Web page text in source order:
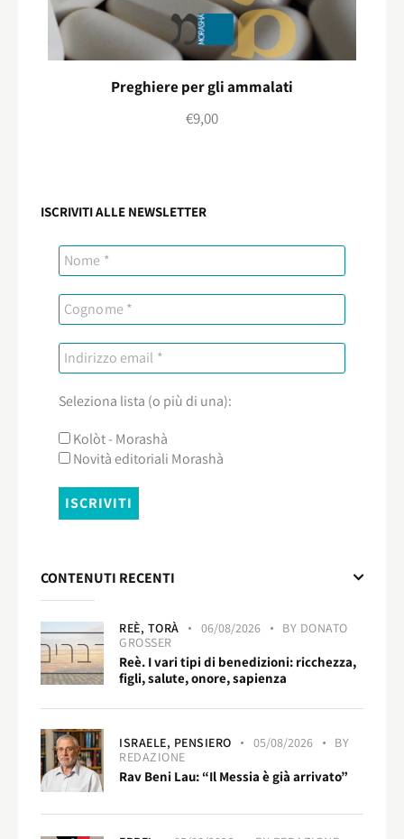
Preghiere per gli ammalati
€9,00
ISCRIVITI ALLE NEWSLETTER
Seleziona lista (o più di una):
Kolòt - Morashà
Novità editoriali Morashà
CONTENUTI RECENTI
REÈ, TORÀ 06/08/2026 BY DONATO
GROSSER
Reè. I vari tipi di benedizioni: ricchezza,
figli, salute, onore, sapienza
ISRAELE, PENSIERO 05/08/2026
BY
REDAZIONE
Rav Beni Lau: “Il Messia è già arrivato”